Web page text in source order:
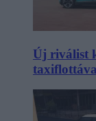
Új riválist